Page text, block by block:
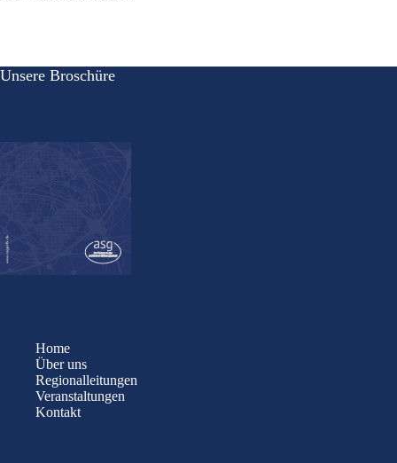
Unsere Broschüre
Home
Über uns
Regionalleitungen
Veranstaltungen
Kontakt